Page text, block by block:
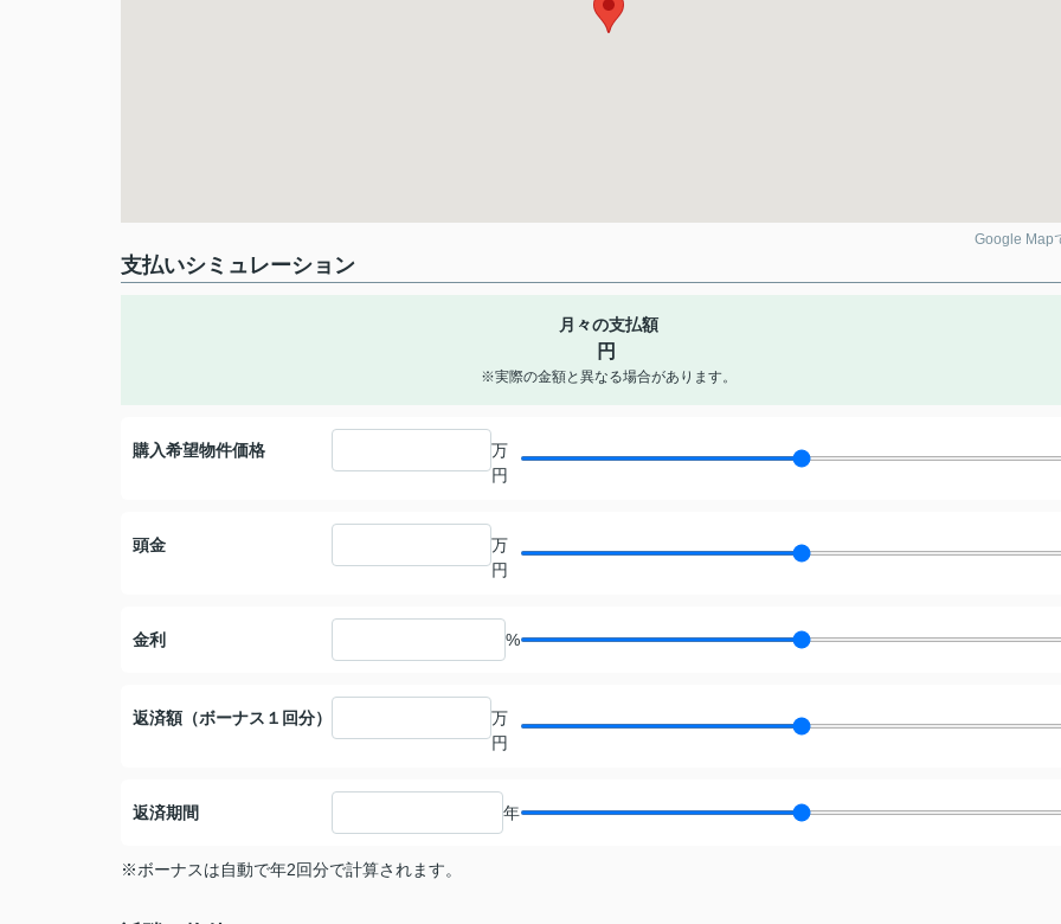
Google Map
支払いシミュレーション
月々の支払額
円
※実際の金額と異なる場合があります。
購入希望物件価格
万
円
頭金
万
円
金利 %
返済額（ボーナス１回分）
万
円
返済期間 年
※ボーナスは自動で年2回分で計算されます。